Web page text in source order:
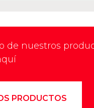
de nuestros
PRODUCTOS